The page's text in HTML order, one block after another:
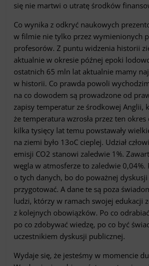
się nie martwi o utratę środków
Co wynika z odkryć naukowych
w filmie nie tylko przez wymienionych
profesorów. Z puntu widzenia historii
aktualnie w okresie późnej epoki
ostatnich 65 mln lat aktualnie mamy
w historii. Co prawda powoli
na co dowodem są prowadzone od
zapisy temperatur ze środkowej Anglii,
że temperatura wzrosła przez ten okres
kilka tysięcy lat temu powstawały
na ziemi było 13oC cieplej. Udział
emisji CO2 stanowi zaledwie 1%.
węgla w atmosferze to zaledwie 0,04%.
o tych danych, bo do poważnej
przygotować. A dane te są poza
ludzi, którzy w ramach swojej edukacji
z kolejnych obowiązków. Po co
po co zdobywać wiedzę, po co być
uczestnikiem dyskusji publicznej.
Wydaje się, że jesteśmy w momencie